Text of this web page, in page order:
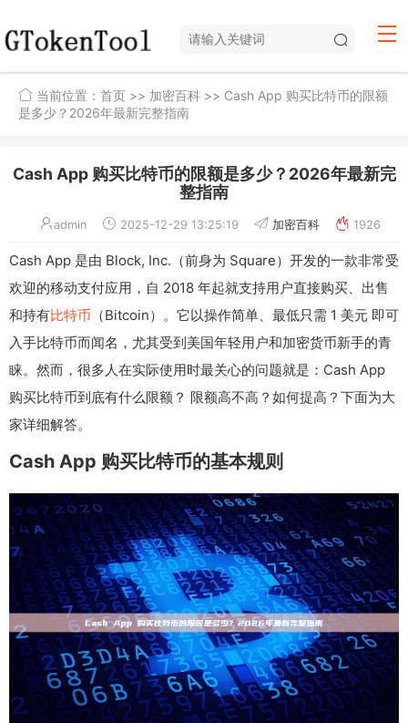
当前位置： 首页 >> 加密百科 >> Cash App 购买比特币的限额
是多少？2026年最新完整指南
Cash App 购买比特币的限额是多少？2026年最新完
整指南
admin 2025-12-29 13:25:19 加密百科 1926
Cash App 是由 Block, Inc.（前身为 Square）开发的一款非常受
欢迎的移动支付应用，自 2018 年起就支持用户直接购买、出售
和持有比特币 （Bitcoin）。它以操作简单、最低只需 1 美元 即可
入手比特币而闻名，尤其受到美国年轻用户和加密货币新手的青
睐。然而，很多人在实际使用时最关心的问题就是：Cash App
购买比特币到底有什么限额？ 限额高不高？如何提高？下面为大
家详细解答。
Cash App 购买比特币的基本规则